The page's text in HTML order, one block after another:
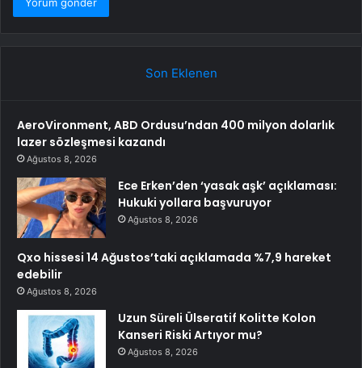
Son Eklenen
AeroVironment, ABD Ordusu’ndan 400 milyon dolarlık
lazer sözleşmesi kazandı
Ağustos 8, 2026
Ece Erken’den ‘yasak aşk’ açıklaması:
Hukuki yollara başvuruyor
Ağustos 8, 2026
Qxo hissesi 14 Ağustos’taki açıklamada %7,9 hareket
edebilir
Ağustos 8, 2026
Uzun Süreli Ülseratif Kolitte Kolon
Kanseri Riski Artıyor mu?
Ağustos 8, 2026